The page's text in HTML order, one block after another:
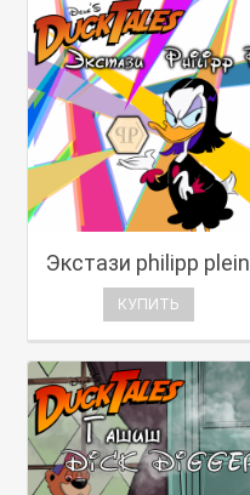
Экстази philipp plein
КУПИТЬ